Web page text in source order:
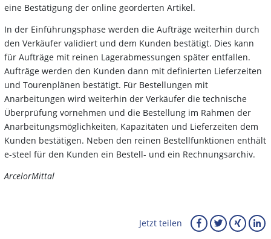
eine Bestätigung der online georderten Artikel.
In der Einführungsphase werden die Aufträge weiterhin durch
den Verkäufer validiert und dem Kunden bestätigt. Dies kann
für Aufträge mit reinen Lagerabmessungen später entfallen.
Aufträge werden den Kunden dann mit definierten Lieferzeiten
und Tourenplänen bestätigt. Für Bestellungen mit
Anarbeitungen wird weiterhin der Verkäufer die technische
Überprüfung vornehmen und die Bestellung im Rahmen der
Anarbeitungsmöglichkeiten, Kapazitäten und Lieferzeiten dem
Kunden bestätigen. Neben den reinen Bestellfunktionen enthält
e-steel für den Kunden ein Bestell- und ein Rechnungsarchiv.
ArcelorMittal
Jetzt teilen